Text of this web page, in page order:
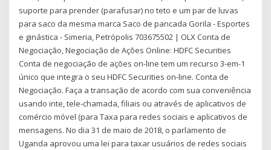
suporte para prender (parafusar) no teto e um par de luvas
para saco da mesma marca Saco de pancada Gorila - Esportes
e ginástica - Simeria, Petrópolis 703675502 | OLX Conta de
Negociação, Negociação de Ações Online: HDFC Securities
Conta de negociação de ações on-line tem um recurso 3-em-1
único que integra o seu HDFC Securities on-line. Conta de
Negociação. Faça a transação de acordo com sua conveniência
usando inte, tele-chamada, filiais ou através de aplicativos de
comércio móvel (para Taxa para redes sociais e aplicativos de
mensagens. No dia 31 de maio de 2018, o parlamento de
Uganda aprovou uma lei para taxar usuários de redes sociais